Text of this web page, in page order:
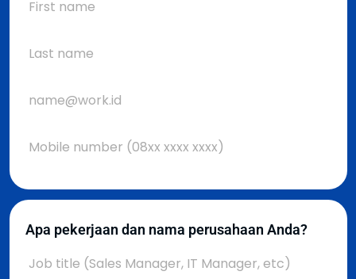
Apa pekerjaan dan nama perusahaan Anda?